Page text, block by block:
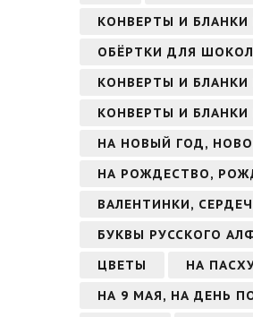
КОНВЕРТЫ И БЛАНКИ
ОБЁРТКИ ДЛЯ
КОНВЕРТЫ И БЛАНКИ
КОНВЕРТЫ И
НА НОВЫЙ ГОД,
НА РОЖДЕСТВО,
ВАЛЕНТИНКИ,
БУКВЫ РУССКОГО
ЦВЕТЫ
НА
НА 9 МАЯ, НА ДЕНЬ